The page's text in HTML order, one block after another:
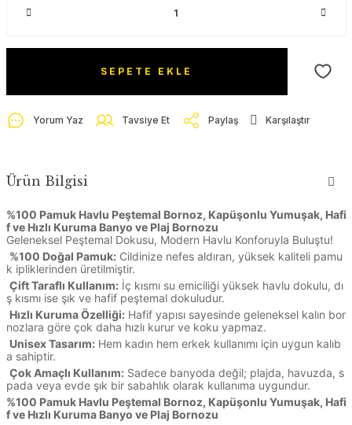
SEPETE EKLE
Yorum Yaz Tavsiye Et Paylaş Karşılaştır
Ürün Bilgisi
%100 Pamuk Havlu Peştemal Bornoz, Kapüşonlu Yumuşak, Hafi
f ve Hızlı Kuruma Banyo ve Plaj Bornozu
Geleneksel Peştemal Dokusu, Modern Havlu Konforuyla Buluştu!
%100 Doğal Pamuk:Cildinize nefes aldıran, yüksek kaliteli pamu
k ipliklerinden üretilmiştir.
Çift Taraflı Kullanım:İç kısmı su emiciliği yüksek havlu dokulu, dı
ş kısmı ise şık ve hafif peştemal dokuludur.
Hızlı Kuruma Özelliği:Hafif yapısı sayesinde geleneksel kalın bor
nozlara göre çok daha hızlı kurur ve koku yapmaz.
Unisex Tasarım:Hem kadın hem erkek kullanımı için uygun kalıb
a sahiptir.
Çok Amaçlı Kullanım:Sadece banyoda değil; plajda, havuzda, s
pada veya evde şık bir sabahlık olarak kullanıma uygundur.
%100 Pamuk Havlu Peştemal Bornoz, Kapüşonlu Yumuşak, Hafi
f ve Hızlı Kuruma Banyo ve Plaj Bornozu